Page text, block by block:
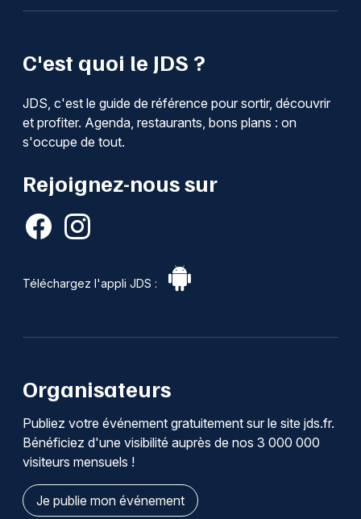
C'est quoi le JDS ?
JDS, c'est le guide de référence pour sortir, découvrir
et profiter. Agenda, restaurants, bons plans : on
s'occupe de tout.
Rejoignez-nous sur
Téléchargez l'appli JDS :
Organisateurs
Publiez votre événement gratuitement sur le site jds.fr.
Bénéficiez d'une visibilité auprès de nos 3 000 000
visiteurs mensuels !
Je publie mon événement